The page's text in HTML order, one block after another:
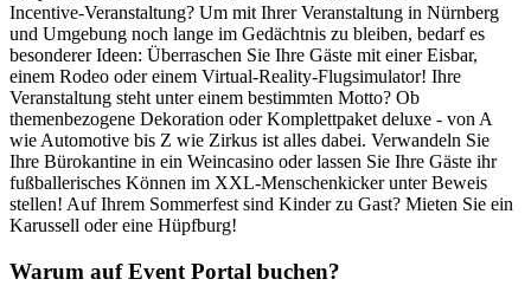
Incentive-Veranstaltung? Um mit Ihrer Veranstaltung in Nürnberg
und Umgebung noch lange im Gedächtnis zu bleiben, bedarf es
besonderer Ideen: Überraschen Sie Ihre Gäste mit einer Eisbar,
einem Rodeo oder einem Virtual-Reality-Flugsimulator! Ihre
Veranstaltung steht unter einem bestimmten Motto? Ob
themenbezogene Dekoration oder Komplettpaket deluxe - von A
wie Automotive bis Z wie Zirkus ist alles dabei. Verwandeln Sie
Ihre Bürokantine in ein Weincasino oder lassen Sie Ihre Gäste ihr
fußballerisches Können im XXL-Menschenkicker unter Beweis
stellen! Auf Ihrem Sommerfest sind Kinder zu Gast? Mieten Sie ein
Karussell oder eine Hüpfburg!
Warum auf Event Portal buchen?